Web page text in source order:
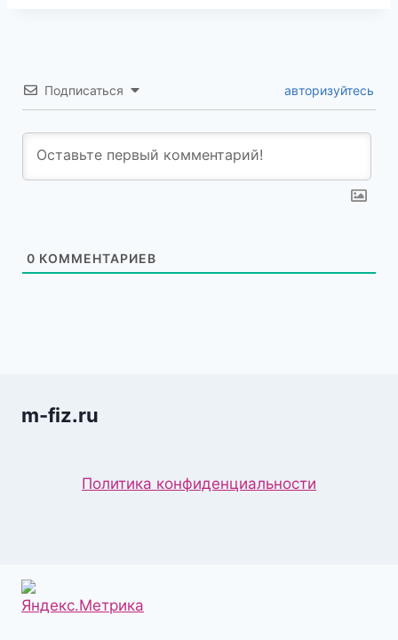
Подписаться авторизуйтесь
0 КОММЕНТАРИЕВ
m-fiz.ru
Политика конфиденциальности